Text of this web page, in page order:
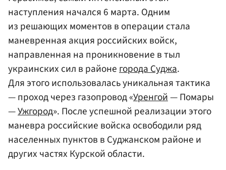
наступления начался 6 марта. Одним
из решающих моментов в операции стала
маневренная акция российских войск,
направленная на проникновение в тыл
украинских сил в районегорода Суджа.
Для этого использовалась уникальная тактика
— проход через газопровод «Уренгой— Помары
—Ужгород». После успешной реализации этого
маневра российские войска освободили ряд
населенных пунктов в Суджанском районе и
других частях Курской области.